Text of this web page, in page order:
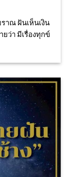
าณ ฝันเห็นเงิน
ว่า มีเรื่องทุกข์